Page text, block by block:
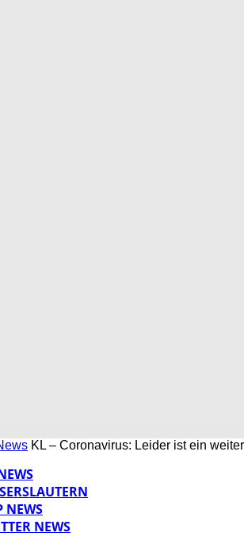
KL – Coronavirus: Leider ist ein
NEWS
NEWS